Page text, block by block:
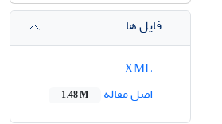
فایل ها
اصل مقاله
1.48 M